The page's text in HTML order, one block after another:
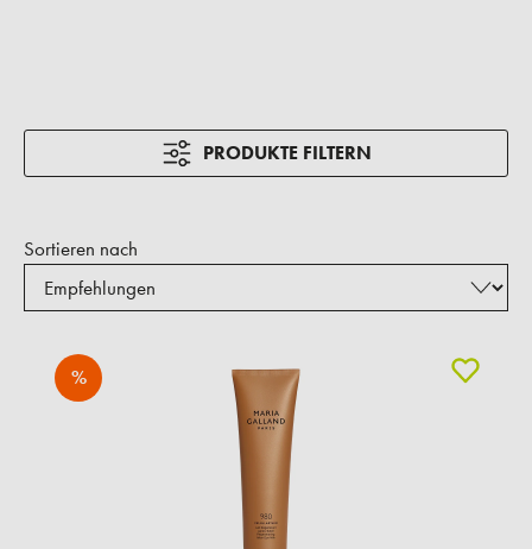
PRODUKTE FILTERN
Sortieren nach
%